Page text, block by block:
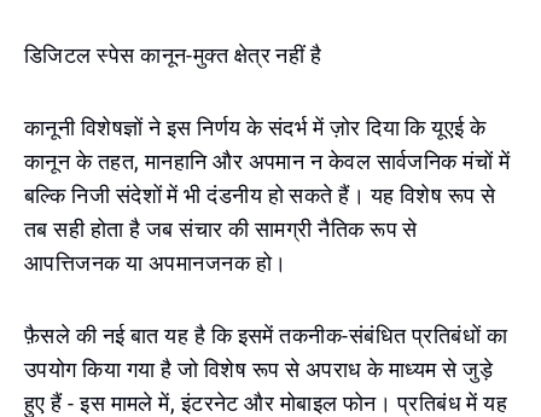
डिजिटल स्पेस कानून-मुक्त क्षेत्र नहीं है
कानूनी विशेषज्ञों ने इस निर्णय के संदर्भ में ज़ोर दिया कि यूएई के
कानून के तहत, मानहानि और अपमान न केवल सार्वजनिक मंचों में
बल्कि निजी संदेशों में भी दंडनीय हो सकते हैं। यह विशेष रूप से
तब सही होता है जब संचार की सामग्री नैतिक रूप से
आपत्तिजनक या अपमानजनक हो।
फ़ैसले की नई बात यह है कि इसमें तकनीक-संबंधित प्रतिबंधों का
उपयोग किया गया है जो विशेष रूप से अपराध के माध्यम से जुड़े
हुए हैं - इस मामले में, इंटरनेट और मोबाइल फोन। प्रतिबंध में यह